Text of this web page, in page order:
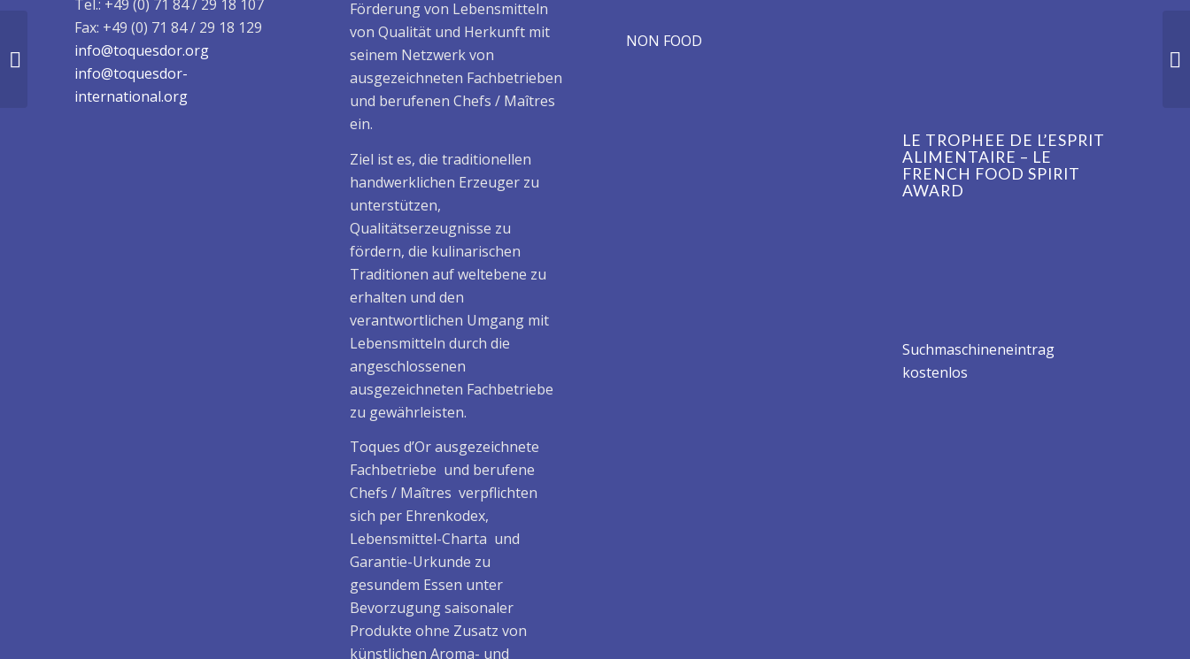
Tel.: +49 (0) 71 84 / 29 18 107
Fax: +49 (0) 71 84 / 29 18 129
info@toquesdor.org
info@toquesdor-
international.org
Förderung von Lebensmitteln
von Qualität und Herkunft mit
seinem Netzwerk von
ausgezeichneten Fachbetrieben
und berufenen Chefs / Maîtres
ein.
Ziel ist es, die traditionellen
handwerklichen Erzeuger zu
unterstützen,
Qualitätserzeugnisse zu
fördern, die kulinarischen
Traditionen auf weltebene zu
erhalten und den
verantwortlichen Umgang mit
Lebensmitteln durch die
angeschlossenen
ausgezeichneten Fachbetriebe
zu gewährleisten.
Toques d’Or ausgezeichnete
Fachbetriebe und berufene
Chefs / Maîtres verpflichten
sich per Ehrenkodex,
Lebensmittel-Charta und
Garantie-Urkunde zu
gesundem Essen unter
Bevorzugung saisonaler
Produkte ohne Zusatz von
künstlichen Aroma- und
NON FOOD
LE TROPHEE DE L’ESPRIT
ALIMENTAIRE – LE
FRENCH FOOD SPIRIT
AWARD
Suchmaschineneintrag
kostenlos
Cajou Lodge hotel
GUINEA-BISSAU